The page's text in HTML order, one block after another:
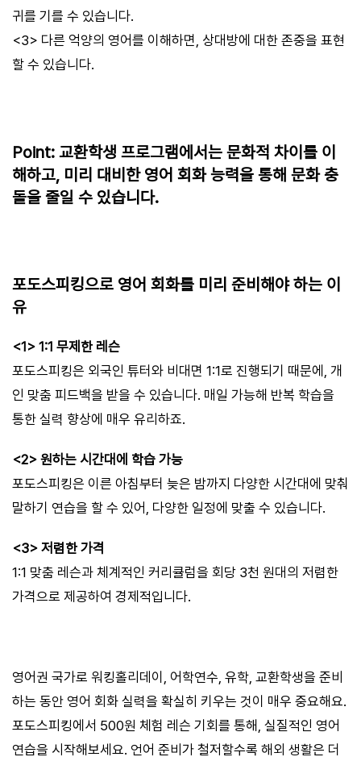
귀를 기를 수 있습니다.
<3> 다른 억양의 영어를 이해하면, 상대방에 대한 존중을 표현
할 수 있습니다.
Point: 교환학생 프로그램에서는 문화적 차이를 이
해하고, 미리 대비한 영어 회화 능력을 통해 문화 충
돌을 줄일 수 있습니다.
포도스피킹으로 영어 회화를 미리 준비해야 하는 이
유
<1> 1:1 무제한 레슨
포도스피킹은 외국인 튜터와 비대면 1:1로 진행되기 때문에, 개
인 맞춤 피드백을 받을 수 있습니다. 매일 가능해 반복 학습을
통한 실력 향상에 매우 유리하죠.
<2> 원하는 시간대에 학습 가능
포도스피킹은 이른 아침부터 늦은 밤까지 다양한 시간대에 맞춰
말하기 연습을 할 수 있어, 다양한 일정에 맞출 수 있습니다.
<3> 저렴한 가격
1:1 맞춤 레슨과 체계적인 커리큘럼을 회당 3천 원대의 저렴한
가격으로 제공하여 경제적입니다.
영어권 국가로 워킹홀리데이, 어학연수, 유학, 교환학생을 준비
하는 동안 영어 회화 실력을 확실히 키우는 것이 매우 중요해요.
포도스피킹에서 500원 체험 레슨 기회를 통해, 실질적인 영어
연습을 시작해보세요. 언어 준비가 철저할수록 해외 생활은 더